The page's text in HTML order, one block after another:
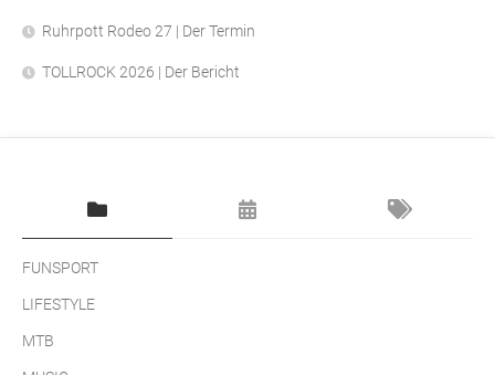
Ruhrpott Rodeo 27 | Der Termin
TOLLROCK 2026 | Der Bericht
FUNSPORT
LIFESTYLE
MTB